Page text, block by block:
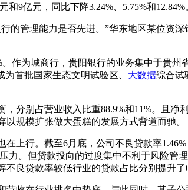
9亿元，同比下降3.24%、5.75%和12.84%
管理能力是否先进。”华东地区某位资深
为城商行，贵阳银行的业务集中于贵州
首批国家生态文明试验区、 大数据综合试
别占营业收入比重88.9%和11%。且净
规模扩张做大蛋糕的发展方式背道而驰。
行。截至6月底，公司不良贷款率
。但贷款投向的过度集中不利于风险管
良贷款率较低行业的贷款占比分别提升了